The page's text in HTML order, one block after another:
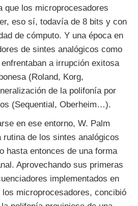
que los microprocesadores
eso sí, todavía de 8 bits y con
de cómputo. Y una época en
de sintes analógicos como
a irrupción exitosa
(Roland, Korg,
de la polifonía por
(Sequential, Oberheim…).
en ese entorno, W. Palm
rutina de los sintes analógicos
hasta entonces de una forma
Aprovechando sus primeras
implementados en
microprocesadores, concibió